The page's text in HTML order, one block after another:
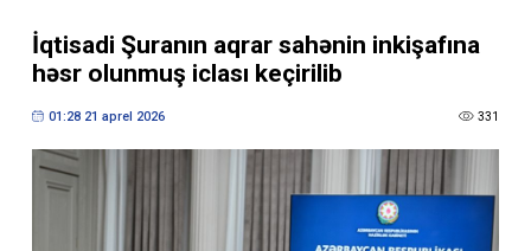
İqtisadi Şuranın aqrar sahənin inkişafına
həsr olunmuş iclası keçirilib
01:28 21 aprel 2026 331